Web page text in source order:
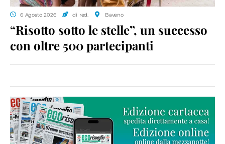
6 Agosto 2026 di red. Baveno
“Risotto sotto le stelle”, un successo
con oltre 500 partecipanti